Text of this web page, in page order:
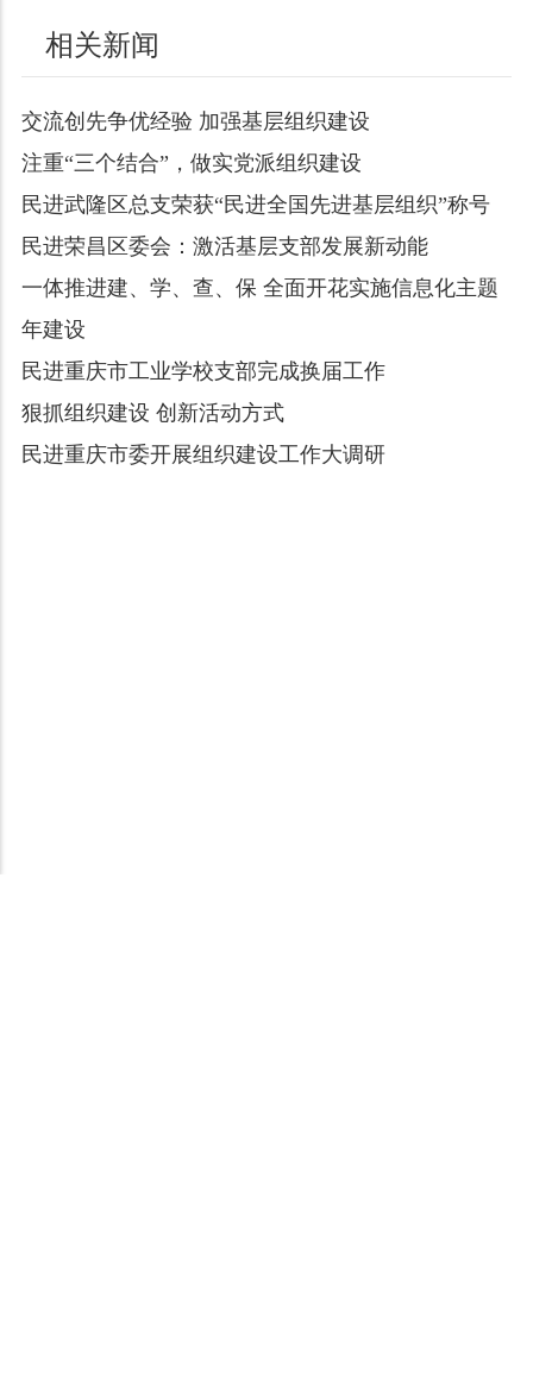
相关新闻
交流创先争优经验 加强基层组织建设
注重“三个结合”，做实党派组织建设
民进武隆区总支荣获“民进全国先进基层组织”称号
民进荣昌区委会：激活基层支部发展新动能
一体推进建、学、查、保 全面开花实施信息化主题
年建设
民进重庆市工业学校支部完成换届工作
狠抓组织建设 创新活动方式
民进重庆市委开展组织建设工作大调研